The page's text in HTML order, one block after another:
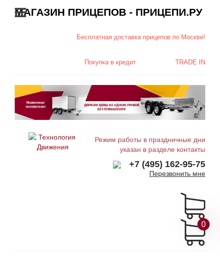
МАГАЗИН ПРИЦЕПОВ - ПРИЦЕПИ.РУ
Бесплатная доставкаприцепов по Москве!
TRADE IN
Покупка в кредит
Режим работы в праздничные дни
указан в разделе контакты
+7 (495) 162-95-75
Перезвонить мне
0